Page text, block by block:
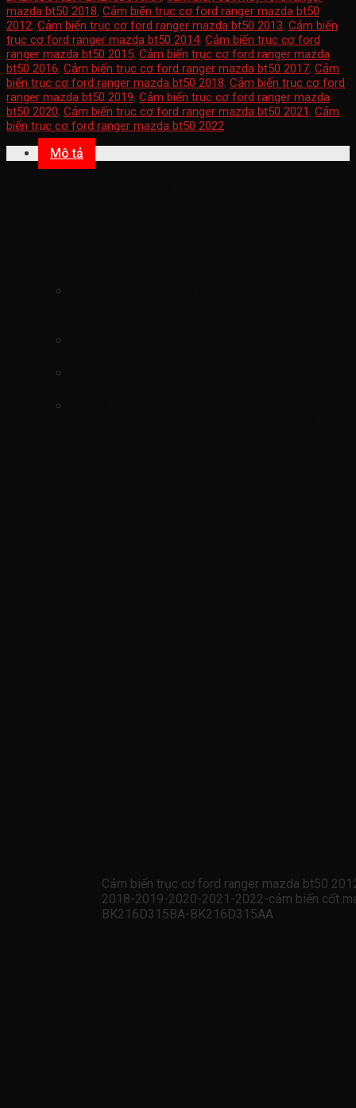
mazda bt50 2018, Cảm biến trục cơ ford ranger mazda bt50
2012, Cảm biến trục cơ ford ranger mazda bt50 2013, Cảm biến
trục cơ ford ranger mazda bt50 2014, Cảm biến trục cơ ford
ranger mazda bt50 2015, Cảm biến trục cơ ford ranger mazda
bt50 2016, Cảm biến trục cơ ford ranger mazda bt50 2017, Cảm
biến trục cơ ford ranger mazda bt50 2018, Cảm biến trục cơ ford
ranger mazda bt50 2019, Cảm biến trục cơ ford ranger mazda
bt50 2020, Cảm biến trục cơ ford ranger mazda bt50 2021 , Cảm
biến trục cơ ford ranger mazda bt50 2022
Mô tả
Cảm biến trục cơ ford ranger mazda bt50
2018-2019-2020-2021-2022-cảm biến cốt
BK216D315BA-BK216D315AA